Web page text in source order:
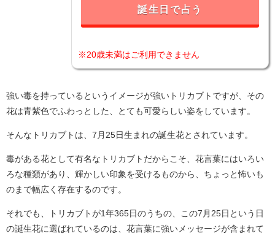
誕生日で占う
※20歳未満はご利用できません
強い毒を持っているというイメージが強いトリカブトですが、その
花は青紫色でふわっとした、とても可愛らしい姿をしています。
そんなトリカブトは、7月25日生まれの誕生花とされています。
毒がある花として有名なトリカブトだからこそ、花言葉にはいろい
ろな種類があり、輝かしい印象を受けるものから、ちょっと怖いも
のまで幅広く存在するのです。
それでも、トリカブトが1年365日のうちの、この7月25日という日
の誕生花に選ばれているのは、花言葉に強いメッセージが含まれて